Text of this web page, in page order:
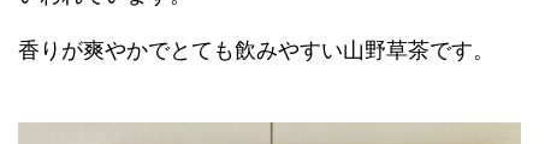
香りが爽やかでとても飲みやすい山野草茶です。